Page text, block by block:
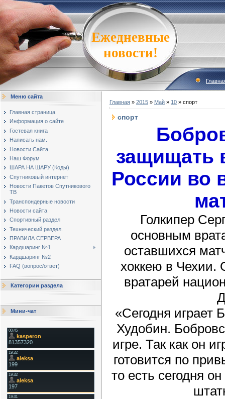
Ежедневные
новости!
Меню сайта
Главная страница
Информация о сайте
Гостевая книга
Написать нам.
Новости Сайта
Наш Форум
ШАРА НА ШАРУ (Коды)
Спутниковый интернет
Новости Пакетов Спутникового
ТВ
Транспондерные новости
Новости сайта
Спортивный раздел
Технический раздел.
ПРАВИЛА СЕРВЕРА
Кардшаринг №1
Кардшаринг №2
FAQ (вопрос/ответ)
Категории раздела
Мини-чат
Главная » 2015 » Май » 10 » спорт
спорт
защищать
России во
Голкипер
основным
оставшихся
хоккею в Чехии.
вратарей
«Сегодня играет
Худобин.
игре. Так как он
готовится по
то есть сегодня